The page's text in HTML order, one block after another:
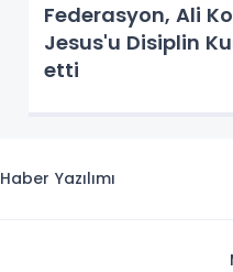
Federasyon, Ali
Jesus'u Disiplin
etti
Haber Yazılımı